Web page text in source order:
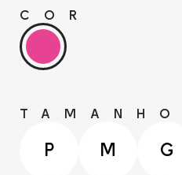
COR
TAMANHO
P M G